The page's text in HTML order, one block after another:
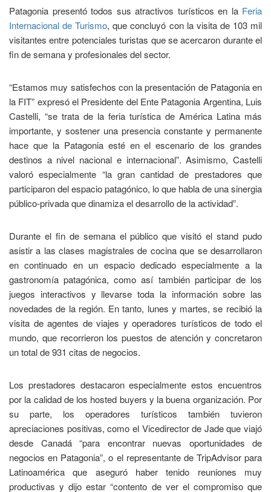
Patagonia presentó todos sus atractivos turísticos en la Feria
Internacional de Turismo, que concluyó con la visita de 103 mil
visitantes entre potenciales turistas que se acercaron durante el
fin de semana y profesionales del sector.
“Estamos muy satisfechos con la presentación de Patagonia en
la FIT” expresó el Presidente del Ente Patagonia Argentina, Luis
Castelli, “se trata de la feria turística de América Latina más
importante, y sostener una presencia constante y permanente
hace que la Patagonia esté en el escenario de los grandes
destinos a nivel nacional e internacional”. Asimismo, Castelli
valoró especialmente “la gran cantidad de prestadores que
participaron del espacio patagónico, lo que habla de una sinergia
público-privada que dinamiza el desarrollo de la actividad”.
Durante el fin de semana el público que visitó el stand pudo
asistir a las clases magistrales de cocina que se desarrollaron
en continuado en un espacio dedicado especialmente a la
gastronomía patagónica, como así también participar de los
juegos interactivos y llevarse toda la información sobre las
novedades de la región. En tanto, lunes y martes, se recibió la
visita de agentes de viajes y operadores turísticos de todo el
mundo, que recorrieron los puestos de atención y concretaron
un total de 931 citas de negocios.
Los prestadores destacaron especialmente estos encuentros
por la calidad de los hosted buyers y la buena organización. Por
su parte, los operadores turísticos también tuvieron
apreciaciones positivas, como el Vicedirector de Jade que viajó
desde Canadá “para encontrar nuevas oportunidades de
negocios en Patagonia”, o el representante de TripAdvisor para
Latinoamérica que aseguró haber tenido reuniones muy
productivas y dijo estar “contento de ver el compromiso que